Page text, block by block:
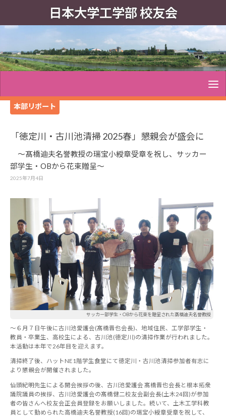
日本大学工学部 校友会
本部リポート
「徳定川・古川池清掃 2025春」懇親会が盛会に
～髙橋迪夫名誉教授の瑞宝小綬章受章を祝し、サッカー
部学生・OBから花束贈呈～
2025年7月4日
サッカー部学生・OBから花束を贈呈された髙橋迪夫名誉教授
～６月７日午後に古川池愛護会(髙橋晋也会長)、地域住民、工学部学生・
教員・卒業生、高校生による、古川池(徳定川)の清掃作業が行われました。
本活動は本年で26年目を迎えます。
清掃終了後、ハットNE1階学生食堂にて徳定川・古川池清掃参加者有志に
より懇親会が開催されました。
仙頭紀明先生による開会挨拶の後、古川池愛護会 髙橋晋也会長と根本拓衆
議院議員の挨拶、古川池愛護会の髙橋健二校友会副会長(土木24回)が参加
者の皆さんへ校友会正会員登録をお願いしました。続いて、土木工学科教
員として勤められた高橋迪夫名誉教授(16回)の瑞宝小綬章受章を祝して、